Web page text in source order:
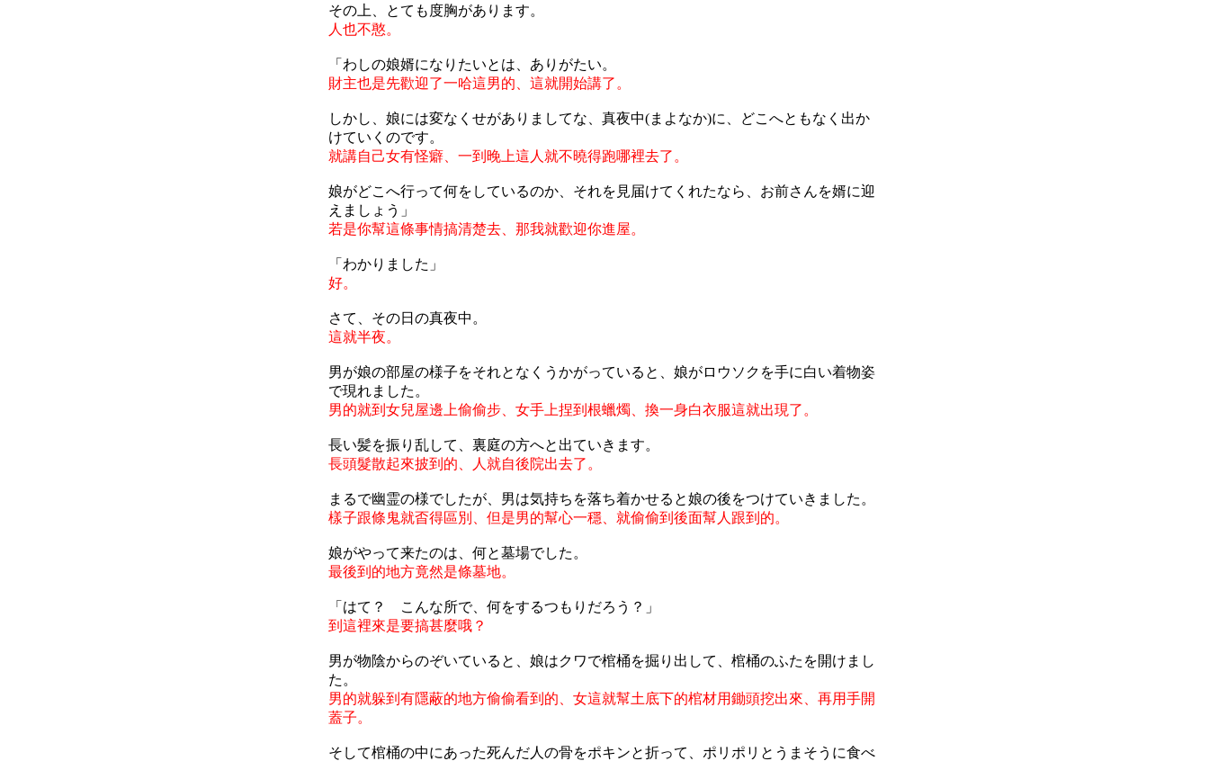
その上、とても度胸があります。
人也不憨。
「わしの娘婿になりたいとは、ありがたい。
財主也是先歡迎了一哈這男的、這就開始講了。
しかし、娘には変なくせがありましてな、真夜中(まよなか)に、どこへともなく出か
けていくのです。
就講自己女有怪癖、一到晚上這人就不曉得跑哪裡去了。
娘がどこへ行って何をしているのか、それを見届けてくれたなら、お前さんを婿に迎
えましょう」
若是你幫這條事情搞清楚去、那我就歡迎你進屋。
「わかりました」
好。
さて、その日の真夜中。
這就半夜。
男が娘の部屋の様子をそれとなくうかがっていると、娘がロウソクを手に白い着物姿
で現れました。
男的就到女兒屋邊上偷偷步、女手上捏到根蠟燭、換一身白衣服這就出現了。
長い髪を振り乱して、裏庭の方へと出ていきます。
長頭髮散起來披到的、人就自後院出去了。
まるで幽霊の様でしたが、男は気持ちを落ち着かせると娘の後をつけていきました。
樣子跟條鬼就㫘得區別、但是男的幫心一穩、就偷偷到後面幫人跟到的。
娘がやって来たのは、何と墓場でした。
最後到的地方竟然是條墓地。
「はて？ こんな所で、何をするつもりだろう？」
到這裡來是要搞甚麼哦？
男が物陰からのぞいていると、娘はクワで棺桶を掘り出して、棺桶のふたを開けまし
た。
男的就躲到有隱蔽的地方偷偷看到的、女這就幫土底下的棺材用鋤頭挖出來、再用手開
蓋子。
そして棺桶の中にあった死んだ人の骨をポキンと折って、ポリポリとうまそうに食べ